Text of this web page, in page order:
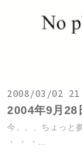
2008/03/02
2004年9月28
今、、、ちょっと
・ ・ ・...